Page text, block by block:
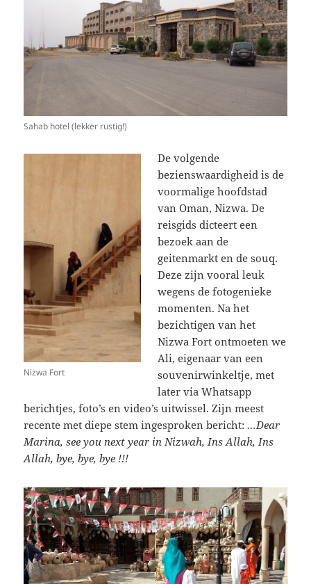
Sahab hotel (lekker rustig!)
Nizwa Fort
De volgende
bezienswaardigheid is de
voormalige hoofdstad
van Oman, Nizwa. De
reisgids dicteert een
bezoek aan de
geitenmarkt en de souq.
Deze zijn vooral leuk
wegens de fotogenieke
momenten. Na het
bezichtigen van het
Nizwa Fort ontmoeten we
Ali, eigenaar van een
souvenirwinkeltje, met
later via Whatsapp
berichtjes, foto’s en video’s uitwissel. Zijn meest
recente met diepe stem ingesproken bericht:…Dear
Marina, see you next year in Nizwah, Ins Allah, Ins
Allah, bye, bye, bye !!!